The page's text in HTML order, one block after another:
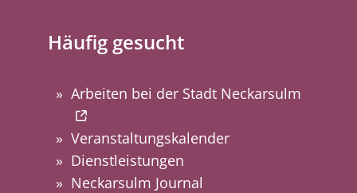
Häufig gesucht
Arbeiten bei der Stadt Neckarsulm
Veranstaltungskalender
Dienstleistungen
Neckarsulm Journal